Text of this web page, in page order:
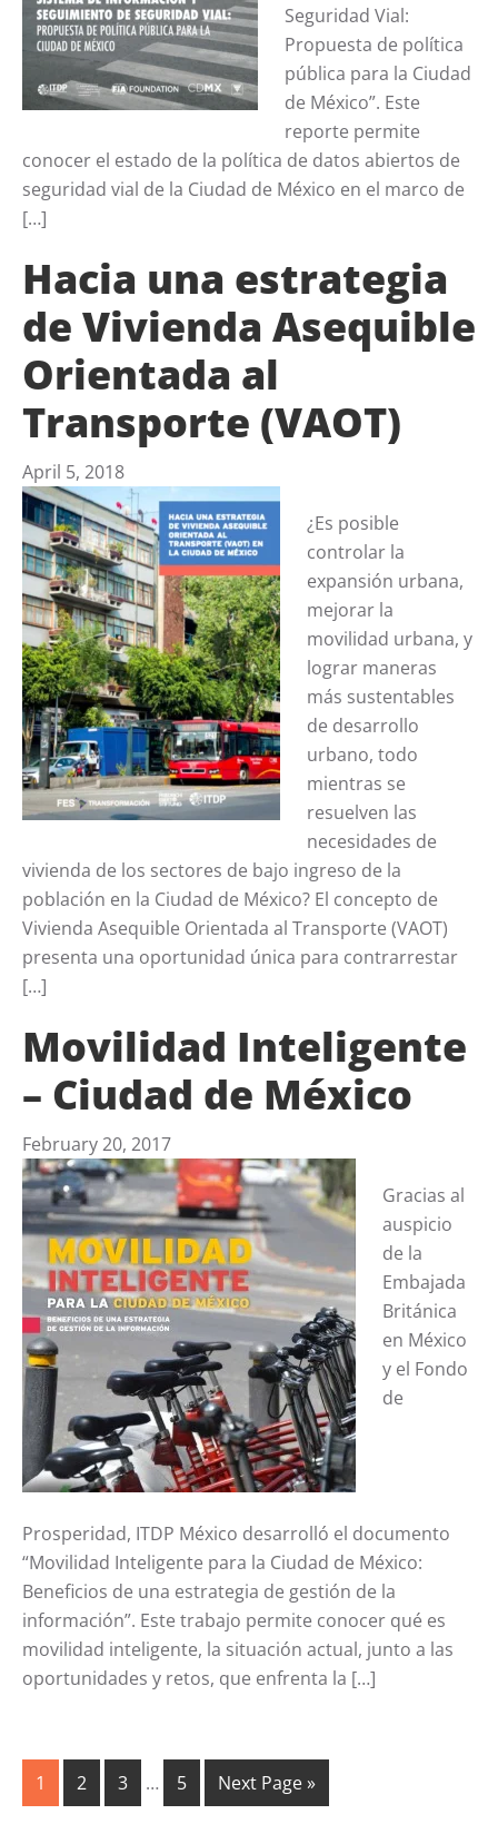
Seguridad Vial:
Propuesta de política
pública para la Ciudad
de México”. Este
reporte permite
conocer el estado de la política de datos abiertos de
seguridad vial de la Ciudad de México en el marco de
[…]
Hacia una estrategia
de Vivienda Asequible
Orientada al
Transporte (VAOT)
April 5, 2018
¿Es posible
controlar la
expansión urbana,
mejorar la
movilidad urbana, y
lograr maneras
más sustentables
de desarrollo
urbano, todo
mientras se
resuelven las
necesidades de
vivienda de los sectores de bajo ingreso de la
población en la Ciudad de México? El concepto de
Vivienda Asequible Orientada al Transporte (VAOT)
presenta una oportunidad única para contrarrestar
[…]
Movilidad Inteligente
– Ciudad de México
February 20, 2017
Gracias al
auspicio
de la
Embajada
Británica
en México
y el Fondo
de
Prosperidad, ITDP México desarrolló el documento
“Movilidad Inteligente para la Ciudad de México:
Beneficios de una estrategia de gestión de la
información”. Este trabajo permite conocer qué es
movilidad inteligente, la situación actual, junto a las
oportunidades y retos, que enfrenta la […]
1 2 3 … 5 Next Page »